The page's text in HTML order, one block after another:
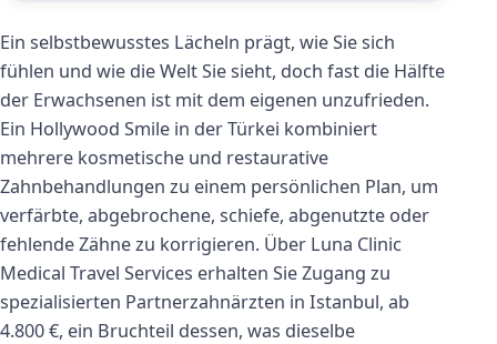
Ein selbstbewusstes Lächeln prägt, wie Sie sich
fühlen und wie die Welt Sie sieht, doch fast die Hälfte
der Erwachsenen ist mit dem eigenen unzufrieden.
Ein Hollywood Smile in der Türkei kombiniert
mehrere kosmetische und restaurative
Zahnbehandlungen zu einem persönlichen Plan, um
verfärbte, abgebrochene, schiefe, abgenutzte oder
fehlende Zähne zu korrigieren. Über Luna Clinic
Medical Travel Services erhalten Sie Zugang zu
spezialisierten Partnerzahnärzten in Istanbul, ab
4.800 €, ein Bruchteil dessen, was dieselbe